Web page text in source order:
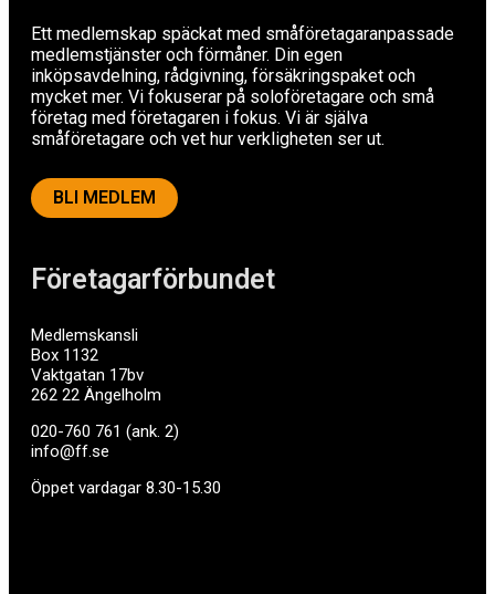
Företagarförbundet
Medlemskansli
Box 1132
Vaktgatan 17bv
262 22 Ängelholm
020-760 761 (ank. 2)
info@ff.se
Öppet vardagar 8.30-15.30
Ett medlemskap späckat med småföretagaranpassade
medlemstjänster och förmåner. Din egen
inköpsavdelning, rådgivning, försäkringspaket och
mycket mer. Vi fokuserar på soloföretagare och små
företag med företagaren i fokus. Vi är själva
småföretagare och vet hur verkligheten ser ut.
BLI MEDLEM